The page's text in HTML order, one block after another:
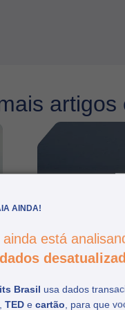
AINDA!
ainda está
dados
Brasil usa dados
TED e cartão , para que
artigos